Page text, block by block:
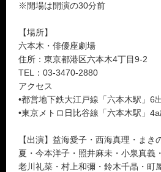
※開場は開演の30分前
【場所】
六本木・俳優座劇場
住所：東京都港区六本木4丁目9-2
TEL：03-3470-2880
アクセス
•都営地下鉄大江戸線「六本木駅」6
•東京メトロ日比谷線「六本木駅」
【出演】益海愛子・西海真理・ま
夏・今本洋子・照井麻未・小泉真義
老川礼菜・村上和彌・鈴木千晶・町